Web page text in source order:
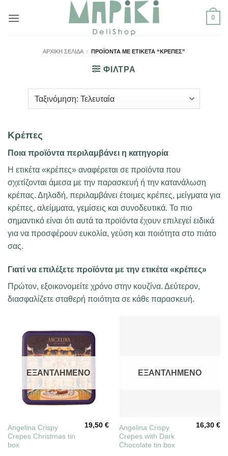
στο
0
ΑΡΧΙΚΉ ΣΕΛΊΔΑ / ΠΡΟΪΌΝΤΑ ΜΕ ΕΤΙΚΈΤΑ “ΚΡΈΠΕΣ”
ΦΙΛΤΡΑ
Kρέπες
Ποια προϊόντα περιλαμβάνει η κατηγορία
Η ετικέτα «κρέπες» αναφέρεται σε προϊόντα που
σχετίζονται άμεσα με την παρασκευή ή την κατανάλωση
κρέπας. Δηλαδή, περιλαμβάνει έτοιμες κρέπες, μείγματα για
κρέπες, αλείμματα, γεμίσεις και συνοδευτικά. Το πιο
σημαντικό είναι ότι αυτά τα προϊόντα έχουν επιλεγεί ειδικά
για να προσφέρουν ευκολία, γεύση και ποιότητα στο πιάτο
σας.
Γιατί να επιλέξετε προϊόντα με την ετικέτα «κρέπες»
Πρώτον, εξοικονομείτε χρόνο στην κουζίνα. Δεύτερον,
διασφαλίζετε σταθερή ποιότητα σε κάθε παρασκευή.
ΕΞΑΝΤΛΗΜΈΝΟ
Angelina Crispy
Crepes Christmas tin
box
19,50€
ΕΞΑΝΤΛΗΜΈΝΟ
Angelina Crispy
Crepes with Dark
Chocolate tin box
16,30€